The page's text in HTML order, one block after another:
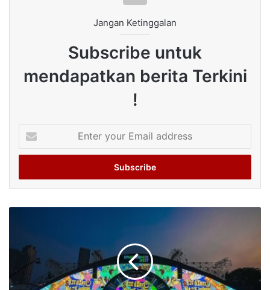
Jangan Ketinggalan
Subscribe untuk
mendapatkan berita Terkini
!
your
Email